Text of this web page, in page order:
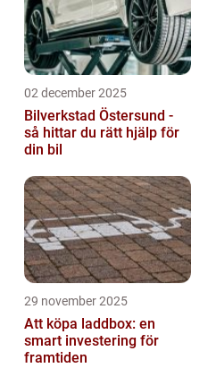
02 december 2025
Bilverkstad Östersund -
så hittar du rätt hjälp för
din bil
29 november 2025
Att köpa laddbox: en
smart investering för
framtiden